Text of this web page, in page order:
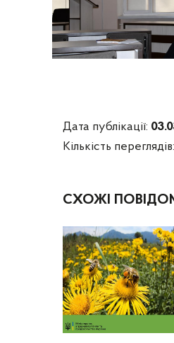
Дата публікації:
Кількість переглядів:
СХОЖІ